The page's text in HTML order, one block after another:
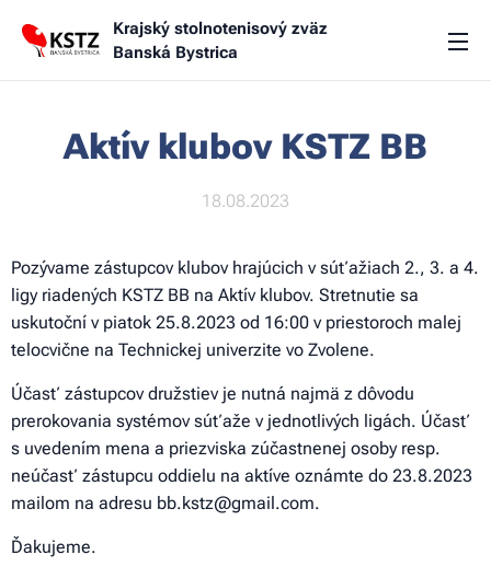
Krajský stolnotenisový zväz
Banská Bystrica
Aktív klubov KSTZ BB
18.08.2023
Pozývame zástupcov klubov hrajúcich v súťažiach 2., 3. a 4.
ligy riadených KSTZ BB na Aktív klubov. Stretnutie sa
uskutoční v piatok 25.8.2023 od 16:00 v priestoroch malej
telocvične na Technickej univerzite vo Zvolene.
Účasť zástupcov družstiev je nutná najmä z dôvodu
prerokovania systémov súťaže v jednotlivých ligách. Účasť
s uvedením mena a priezviska zúčastnenej osoby resp.
neúčasť zástupcu oddielu na aktíve oznámte do 23.8.2023
mailom na adresu bb.kstz@gmail.com.
Ďakujeme.